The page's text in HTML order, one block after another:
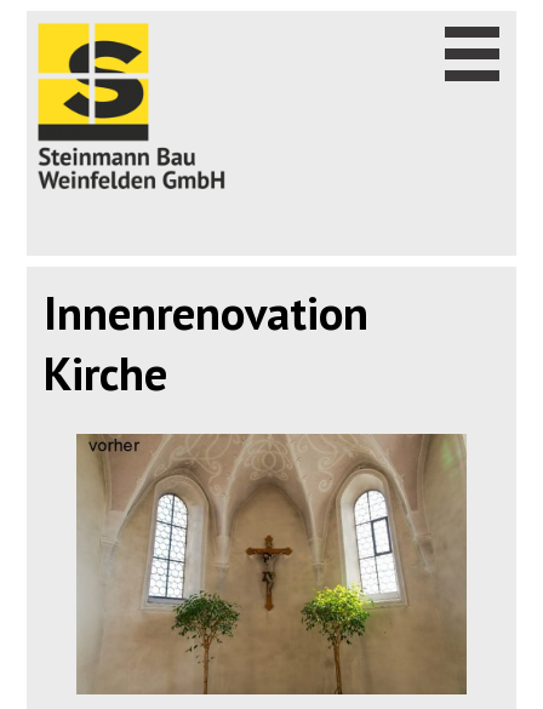
Innenrenovation
Kirche